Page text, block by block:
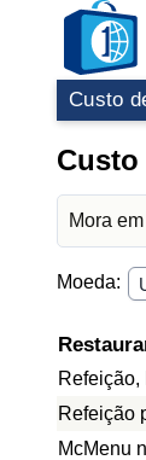
Custo
Custo
Mora
Moeda:
Refeição
McMenu